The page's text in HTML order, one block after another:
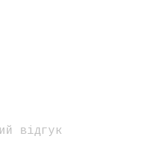
відгук